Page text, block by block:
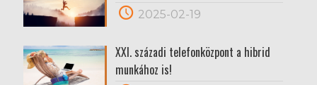
2025-02-19
XXI. századi telefonközpont a hibrid
munkához is!